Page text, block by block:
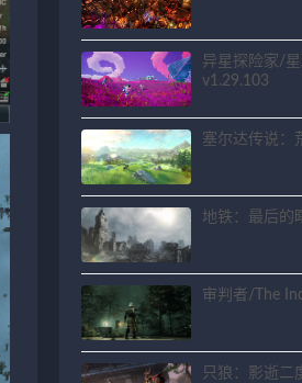
异星探险家/
v1.29.103
塞尔达传说：
地铁：最后的
审判者/The
只狼：影逝二